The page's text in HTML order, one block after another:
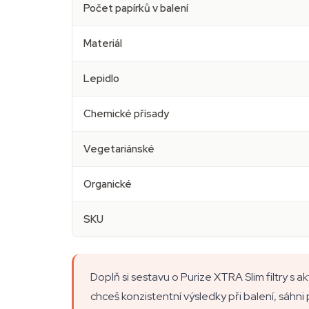
Počet papírků v balení
Materiál
Lepidlo
Chemické přísady
Vegetariánské
Organické
SKU
Doplň si sestavu o Purize XTRA Slim filtry s
chceš konzistentní výsledky při balení,